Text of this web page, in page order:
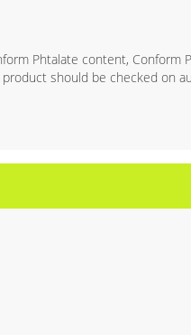
Phtalate content, Conform
should be checked on